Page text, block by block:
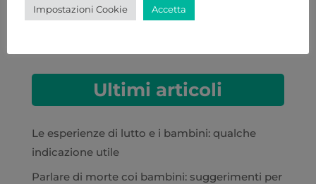
« Post precedenti
Ultimi articoli
Le esperienze di lutto e i bambini: qualche
indicazione utile
Parlare di morte coi bambini: suggerimenti per
Impostazioni Cookie Accetta